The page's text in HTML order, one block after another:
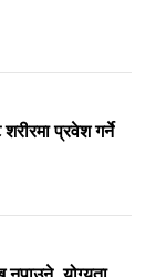
प्रवेश गर्ने